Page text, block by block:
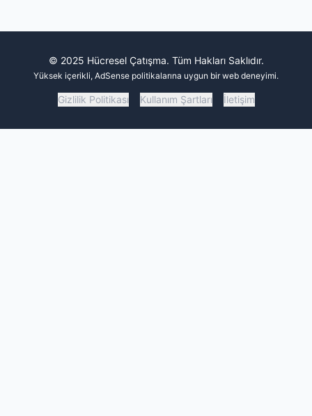
© 2025 Hücresel Çatışma. Tüm Hakları Saklıdır.
Yüksek içerikli, AdSense politikalarına uygun bir web deneyimi.
Gizlilik Politikası Kullanım Şartları İletişim